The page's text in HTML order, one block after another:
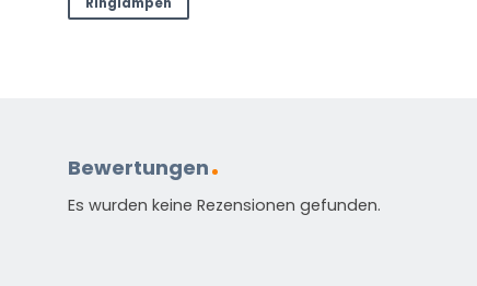
(erforderlich)
Welche
Ringlampen
Bewertungen
Es wurden keine Rezensionen gefunden.